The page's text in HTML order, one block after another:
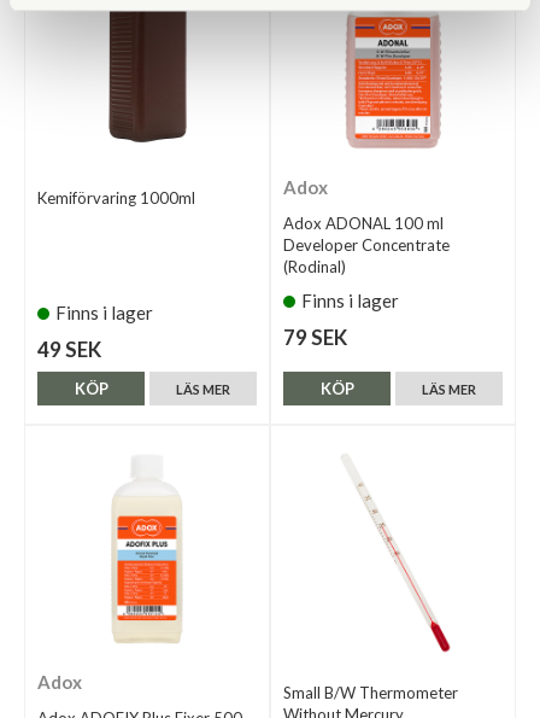
Kemiförvaring 1000ml
Finns i lager
49 SEK
LÄS MER
KÖP
Adox
Adox ADONAL 100 ml
Developer Concentrate
(Rodinal)
Finns i lager
79 SEK
LÄS MER
KÖP
Adox
Small B/W Thermometer
Without Mercury